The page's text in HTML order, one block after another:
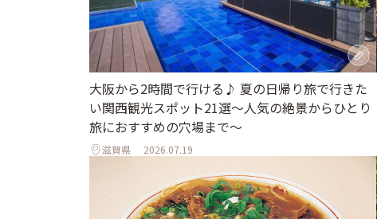
大阪から2時間で行ける♪ 夏の日帰り旅で行きた
い関西観光スポット21選～人気の絶景からひとり
旅におすすめの穴場まで～
滋賀県 2026.07.19